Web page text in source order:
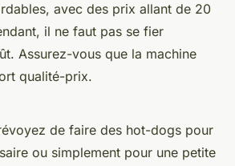
avec des prix allant de 20
il ne faut pas se fier
Assurez-vous que la machine
qualité-prix.
de faire des hot-dogs pour
ou simplement pour une petite